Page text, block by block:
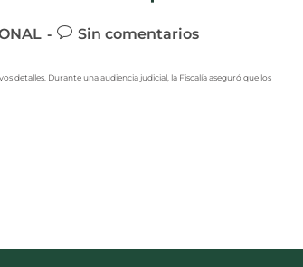
Sin comentarios
detalles. Durante una audiencia judicial, la Fiscalía aseguró que los